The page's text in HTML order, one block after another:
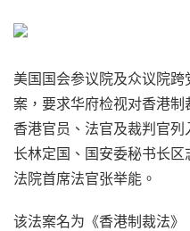
美国国会参议院及众议院
案，要求华府检视对香港
香港官员、法官及裁判官
长林定国、国安委秘书长
法院首席法官张举能。
该法案名为《香港制裁法》